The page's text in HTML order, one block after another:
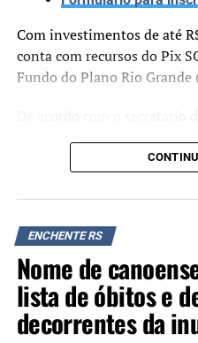
Com investimentos de até
conta com recursos do Pix
Fundo do Plano Rio Grande
última prorrogação, os
R$ 217 mil por dia
mais de 8 mil inscritos
elegíveis, resultando em
investimento.
“Estamos
ENCHENTE RS
Nome de
lista de óbitos e
decorrentes da